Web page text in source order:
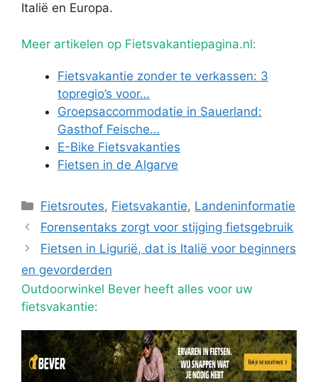
Italië en Europa.
Meer artikelen op Fietsvakantiepagina.nl:
Fietsvakantie zonder te verkassen: 3
topregio’s voor…
Groepsaccommodatie in Sauerland:
Gasthof Feische…
E-Bike Fietsvakanties
Fietsen in de Algarve
Categorieën
Fietsroutes, Fietsvakantie, Landeninformatie
Forensentaks zorgt voor stijging fietsgebruik
Fietsen in Ligurië, dat is Italië voor beginners
en gevorderden
Outdoorwinkel Bever heeft alles voor uw
fietsvakantie: